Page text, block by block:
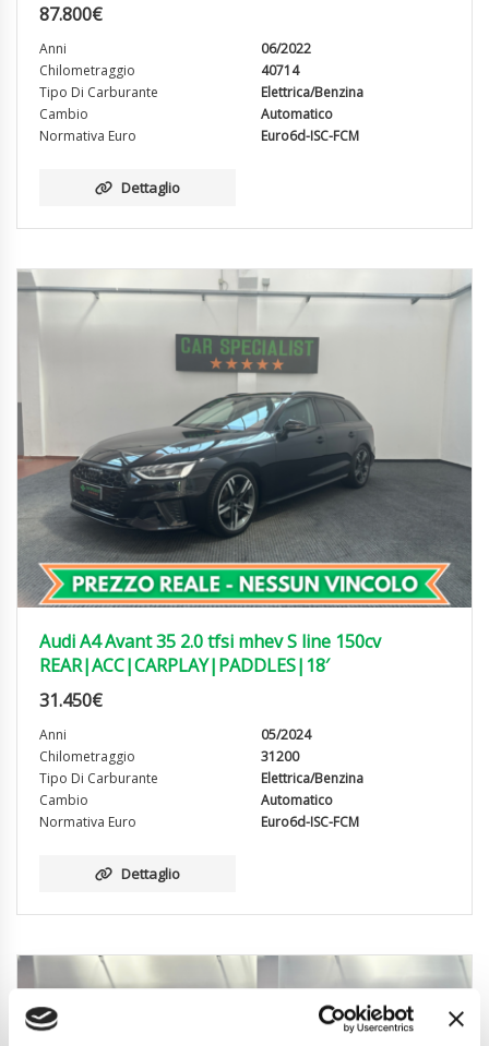
87.800€
Anni
06/2022
Chilometraggio
40714
Tipo Di Carburante
Elettrica/Benzina
Cambio
Automatico
Normativa Euro
Euro6d-ISC-FCM
Dettaglio
Audi A4 Avant 35 2.0 tfsi mhev S line 150cv
REAR|ACC|CARPLAY|PADDLES|18′
31.450€
Anni
05/2024
Chilometraggio
31200
Tipo Di Carburante
Elettrica/Benzina
Cambio
Automatico
Normativa Euro
Euro6d-ISC-FCM
Dettaglio